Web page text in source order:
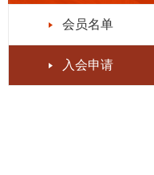
会员名单
入会申请